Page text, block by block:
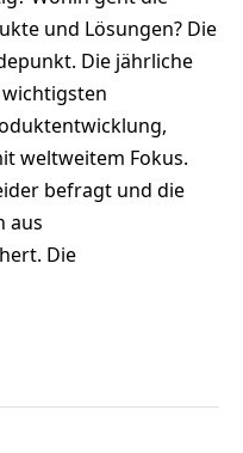
und Lösungen? Die
Die jährliche
weltweitem Fokus.
befragt und die
aus
Die